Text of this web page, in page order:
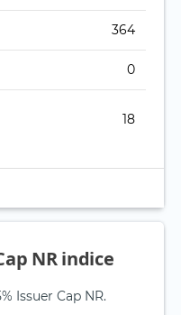
364
0
18
NR indice
Issuer Cap NR.